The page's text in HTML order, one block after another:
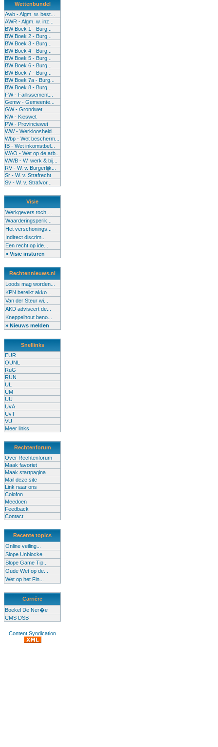
Wettenbundel
Awb - Algm. w. best...
AWR - Algm. w. inz...
BW Boek 1 - Burg...
BW Boek 2 - Burg...
BW Boek 3 - Burg...
BW Boek 4 - Burg...
BW Boek 5 - Burg...
BW Boek 6 - Burg...
BW Boek 7 - Burg...
BW Boek 7a - Burg...
BW Boek 8 - Burg...
FW - Faillissement...
Gemw - Gemeente...
GW - Grondwet
KW - Kieswet
PW - Provinciewet
WW - Werkloosheid...
Wbp - Wet bescherm...
IB - Wet inkomstbel...
WAO - Wet op de arb..
WWB - W. werk & bij...
RV - W. v. Burgerlijk...
Sr - W. v. Strafrecht
Sv - W. v. Strafvor...
Visie
Werkgevers toch ...
Waarderingsperik...
Het verschonings...
Indirect discrim...
Een recht op ide...
» Visie insturen
Rechtennieuws.nl
Loods mag worden...
KPN bereikt akko...
Van der Steur wi...
AKD adviseert de...
Kneppelhout beno...
» Nieuws melden
Snellinks
EUR
OUNL
RuG
RUN
UL
UM
UU
UvA
UvT
VU
Meer links
Rechtenforum
Over Rechtenforum
Maak favoriet
Maak startpagina
Mail deze site
Link naar ons
Colofon
Meedoen
Feedback
Contact
Recente topics
Online veiling...
Slope Unblocke...
Slope Game Tip...
Oude Wet op de...
Wet op het Fin...
Carrière
Boekel De Ner�e
CMS DSB
Content Syndication